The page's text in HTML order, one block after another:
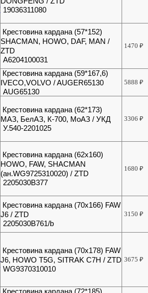
19036311080
Крестовина кардана (57*152)
SHACMAN, HOWO, DAF, MAN /
ZTD
А6204100031
1470₽
Крестовина кардана (59*167,6)
IVECO,VOLVO / AUGER65130
AUG65130
5888₽
Крестовина кардана (62*173)
МАЗ, БелАЗ, К-700, МоАЗ / УКД
У.540-2201025
3306₽
Крестовина кардана (62х160)
HOWO, FAW, SHACMAN
(ан.WG9725310020) / ZTD
2205030B377
1680₽
Крестовина кардана (70х166) FAW
J6 / ZTD
2205030B761/b
3150₽
Крестовина кардана (70х178) FAW
J6, HOWO T5G, SITRAK C7H / ZTD
WG9370310010
3675₽
Крестовина кардана (72*185)